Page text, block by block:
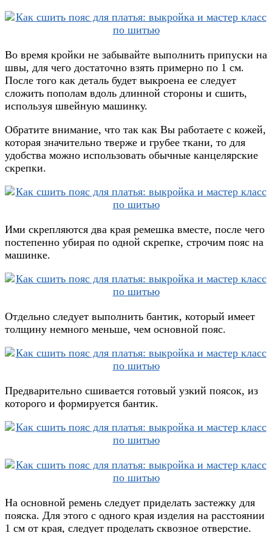
Во время кройки не забывайте выполнить припуски на
швы, для чего достаточно взять примерно по 1 см.
После того как деталь будет выкроена ее следует
сложить пополам вдоль длинной стороны и сшить,
используя швейную машинку.
Обратите внимание, что так как Вы работаете с кожей,
которая значительно тверже и грубее ткани, то для
удобства можно использовать обычные канцелярские
скрепки.
Ими скрепляются два края ремешка вместе, после чего
постепенно убирая по одной скрепке, строчим пояс на
машинке.
Отдельно следует выполнить бантик, который имеет
толщину немного меньше, чем основной пояс.
Предварительно сшивается готовый узкий поясок, из
которого и формируется бантик.
На основной ремень следует приделать застежку для
пояска. Для этого с одного края изделия на расстоянии
1 см от края, следует проделать сквозное отверстие.